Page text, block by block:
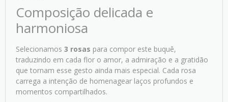
Composição delicada e
harmoniosa
Selecionamos 3 rosas para compor este buquê,
traduzindo em cada flor o amor, a admiração e a gratidão
que tornam esse gesto ainda mais especial. Cada rosa
carrega a intenção de homenagear laços profundos e
momentos compartilhados.